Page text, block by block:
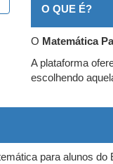
O QUE É?
O Matemática
A plataforma
escolhendo
para alunos